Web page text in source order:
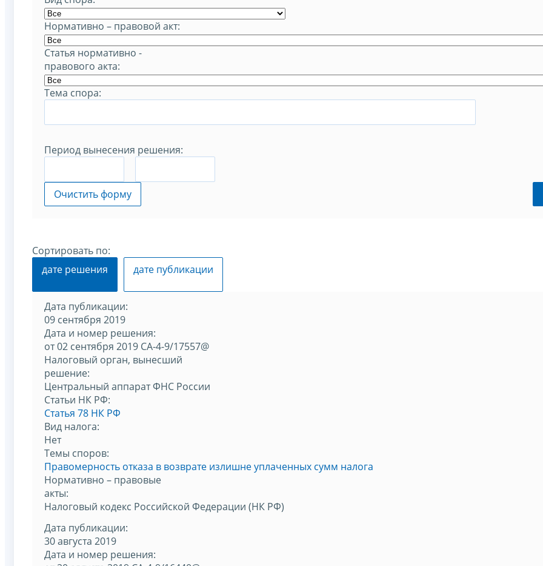
Нормативно – правовой акт:
Статья нормативно -
правового акта:
Тема спора:
Период вынесения решения:
Очистить форму
Сортировать по:
дате решения
дате публикации
Дата публикации:
09 сентября 2019
Дата и номер решения:
от 02 сентября 2019 СА-4-9/17557@
Налоговый орган, вынесший
решение:
Центральный аппарат ФНС России
Статьи НК РФ:
Статья 78 НК РФ
Вид налога:
Нет
Темы споров:
Правомерность отказа в возврате излишне уплаченных сумм налога
Нормативно – правовые
акты:
Налоговый кодекс Российской Федерации (НК РФ)
Дата публикации:
30 августа 2019
Дата и номер решения: